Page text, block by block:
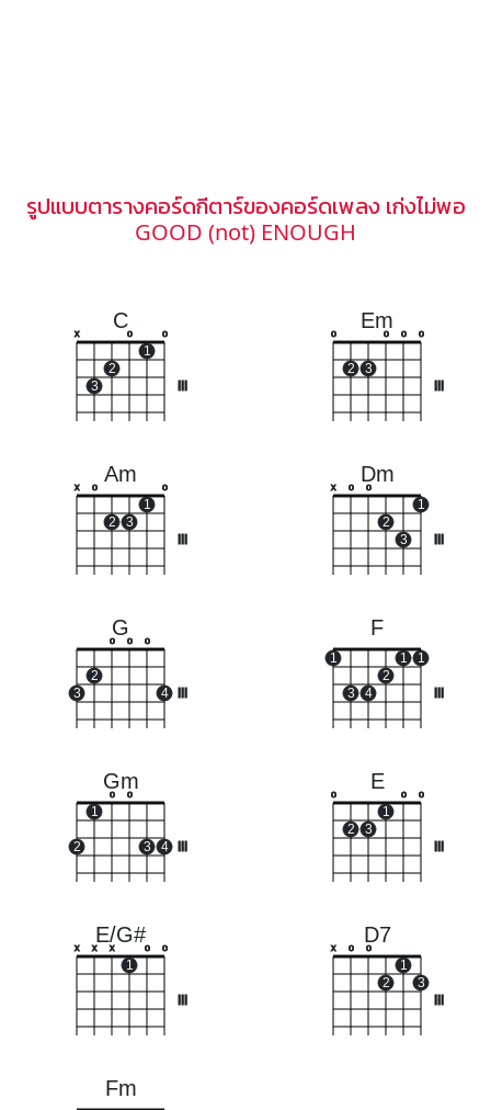
รูปแบบตารางคอร์ดกีตาร์ของคอร์ดเพลง เก่งไม่พอ
GOOD (not) ENOUGH
C
x
3
2
o
1
o
Em
o
2 3
o o o
Am
x o
2 3
1
o
Dm
x o o
2
3
1
G
3
2
o o o
4
F
1
3 4
2
1 1
Gm
2
1
o o
3 4
E
o
2 3
1
o o
E/G#
x x x
1
o o
D7
x o o
2
1
3
Fm